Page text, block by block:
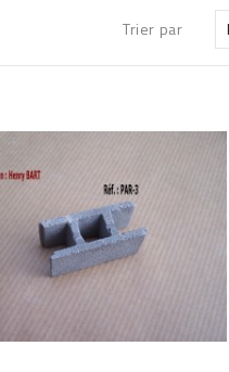
Trier par